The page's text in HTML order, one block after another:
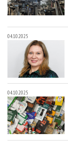
04.10.2025
04.10.2025